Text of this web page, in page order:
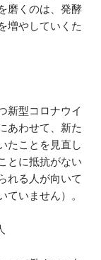
磨くのは、発酵
増やしていくた
新型コロナウイ
あわせて、新た
たことを見直し
とに抵抗がない
れる人が向いて
いません）。